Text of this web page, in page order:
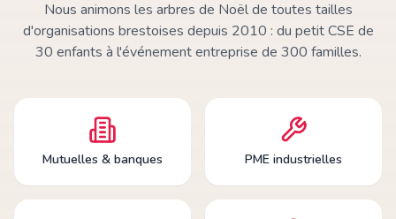
Nous animons les arbres de Noël de toutes tailles
d'organisations brestoises depuis 2010 : du petit CSE de
30 enfants à l'événement entreprise de 300 familles.
Mutuelles & banques PME industrielles